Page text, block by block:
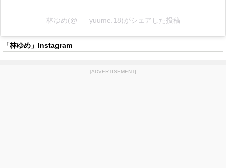
林ゆめ(@___yuume.18)がシェアした投稿
「林ゆめ」Instagram
[ADVERTISEMENT]